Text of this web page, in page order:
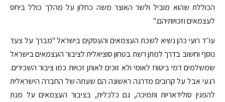
הכוללת שהוא מוביל ולשר האוצר משה כחלון על מהלך כולל ביחס
לעצמאים וזכויותיהם."
עו״ד רועי כהן נשיא לשכת העצמאים והעסקים בישראל "מברך על צעד
נוסף וחשוב בדרך למתן רשת בטחון סוציאלית לציבור העצמאים בישראל
שמשלמים דמי ביטוח לאומי ולא זוכים לאותן זכויות כמו ציבור השכירים.
רגעי אבל על קרובים מדרגה ראשונה הם שעתה של החברה הישראלית
להפגין סולידאריות ותמיכה, גם כלכלית, בציבור העצמאים על מנת